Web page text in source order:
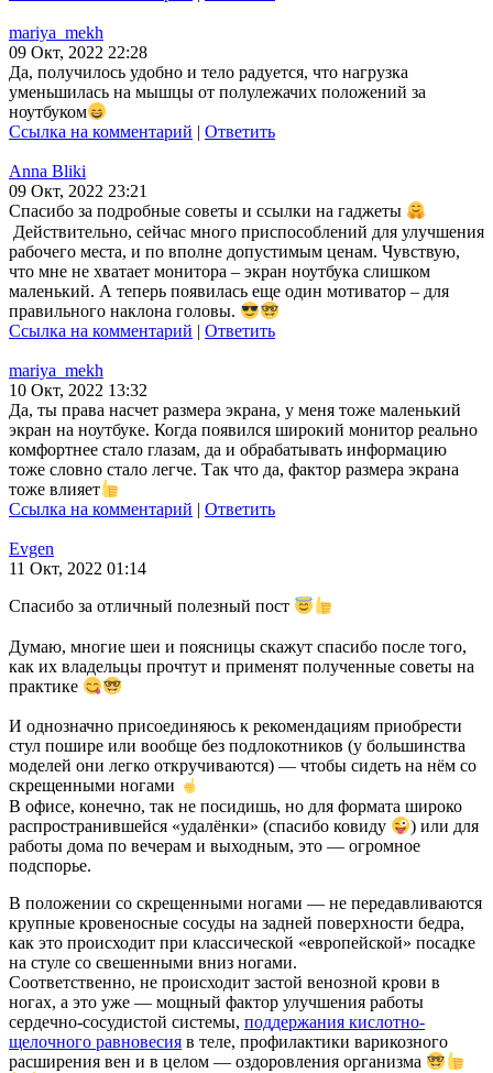
mariya_mekh
09 Окт, 2022 22:28
Да, получилось удобно и тело радуется, что нагрузка
уменьшилась на мышцы от полулежачих положений за
ноутбуком
Ссылка на комментарий | Ответить
Anna Bliki
09 Окт, 2022 23:21
Спасибо за подробные советы и ссылки на гаджеты
Действительно, сейчас много приспособлений для улучшения
рабочего места, и по вполне допустимым ценам. Чувствую,
что мне не хватает монитора – экран ноутбука слишком
маленький. А теперь появилась еще один мотиватор – для
правильного наклона головы.
Ссылка на комментарий | Ответить
mariya_mekh
10 Окт, 2022 13:32
Да, ты права насчет размера экрана, у меня тоже маленький
экран на ноутбуке. Когда появился широкий монитор реально
комфортнее стало глазам, да и обрабатывать информацию
тоже словно стало легче. Так что да, фактор размера экрана
тоже влияет
Ссылка на комментарий | Ответить
Evgen
11 Окт, 2022 01:14
Спасибо за отличный полезный пост
Думаю, многие шеи и поясницы скажут спасибо после того,
как их владельцы прочтут и применят полученные советы на
практике
И однозначно присоединяюсь к рекомендациям приобрести
стул пошире или вообще без подлокотников (у большинства
моделей они легко откручиваются) — чтобы сидеть на нём со
скрещенными ногами
В офисе, конечно, так не посидишь, но для формата широко
распространившейся «удалёнки» (спасибо ковиду
) или для
работы дома по вечерам и выходным, это — огромное
подспорье.
В положении со скрещенными ногами — не передавливаются
крупные кровеносные сосуды на задней поверхности бедра,
как это происходит при классической «европейской» посадке
на стуле со свешенными вниз ногами.
Соответственно, не происходит застой венозной крови в
ногах, а это уже — мощный фактор улучшения работы
сердечно-сосудистой системы, поддержания кислотно-
щелочного равновесия в теле, профилактики варикозного
расширения вен и в целом — оздоровления организма